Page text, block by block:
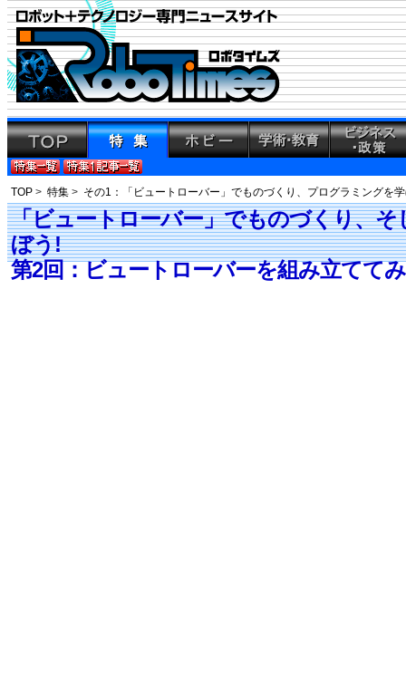
TOP > 特集 > その1：「ビュートローバー」でものづくり、プログラミングを
「ビュートローバー」でものづくり、
ぼう!
第2回：ビュートローバーを組み立